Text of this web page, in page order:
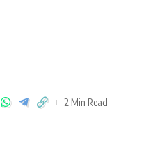
2 Min Read